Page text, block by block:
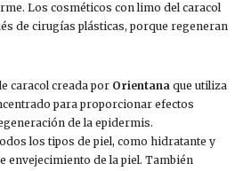
Los cosméticos con limo del caracol
de cirugías plásticas, porque regeneran
caracol creada por Orientana que utiliza
para proporcionar efectos
de la epidermis.
los tipos de piel, como hidratante y
envejecimiento de la piel. También